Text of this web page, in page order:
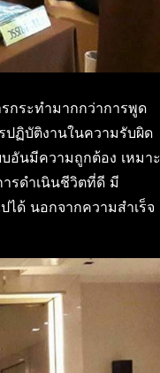
กระทำมากกว่าการพูด
ปฏิบัติงานในความรับผิด
อันมีความถูกต้อง เหมาะ
รดำเนินชีวิตที่ดี มี
ด้ นอกจากความสำเร็จ